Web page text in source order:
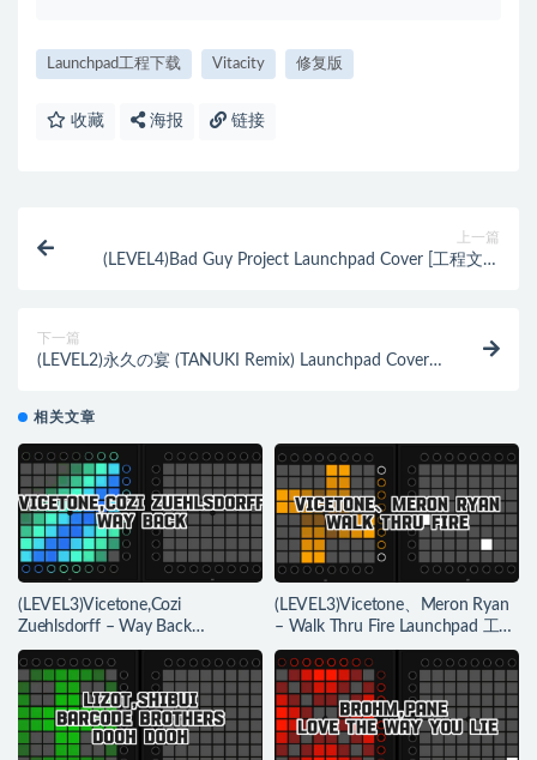
Launchpad工程下载 Vitacity 修复版
收藏 海报 链接
上一篇
(LEVEL4)Bad Guy Project Launchpad Cover [工程文件
下一篇
(LEVEL2)永久の宴 (TANUKI Remix) Launchpad Cover
相关文章
(LEVEL3)Vicetone,Cozi
Zuehlsdorff – Way Back
Launchpad 工程下载
(LEVEL3)Vicetone、Meron Ryan
– Walk Thru Fire Launchpad 工程
下载